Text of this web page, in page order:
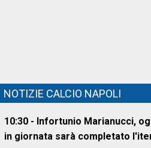
NOTIZIE CALCIO NAPOLI
10:30 - Infortunio Marianucci,
in giornata sarà completato